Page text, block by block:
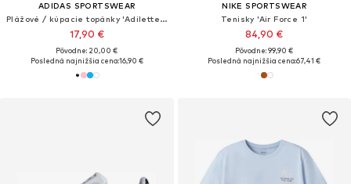
ADIDAS SPORTSWEAR
Plážové / kúpacie topánky 'Adilette Aqua'
17,90 €
Pôvodne: 20,00 €
Posledná najnižšia cena:16,90 €
NIKE SPORTSWEAR
Tenisky 'Air Force 1'
84,90 €
Pôvodne: 99,90 €
Posledná najnižšia cena:67,41 €